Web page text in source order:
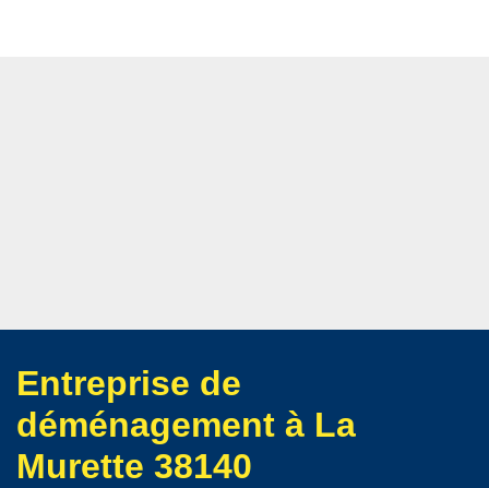
Entreprise de
déménagement à La
Murette 38140